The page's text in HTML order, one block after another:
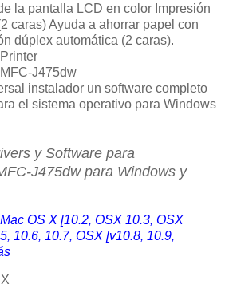
la pantalla LCD en color Impresión
caras) Ayuda a ahorrar papel con
dúplex automática (2 caras).
J475dw
instalador un software completo
el sistema operativo para Windows
y Software para
J475dw para Windows y
OS X [10.2, OSX 10.3, OSX
10.6, 10.7, OSX [v10.8, 10.9,